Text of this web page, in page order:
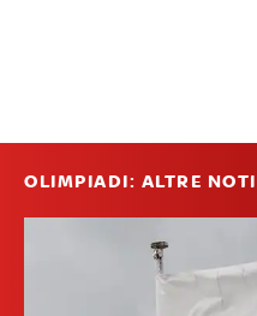
OLIMPIADI: ALTRE